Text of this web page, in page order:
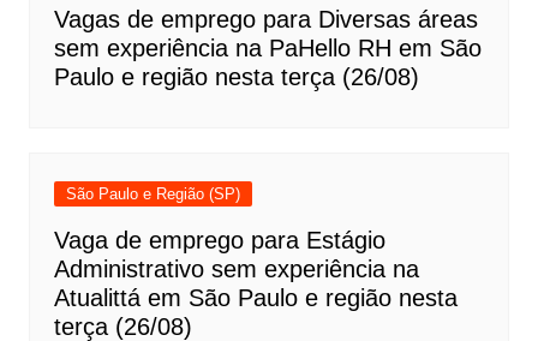
Vagas de emprego para Diversas áreas
sem experiência na PaHello RH em São
Paulo e região nesta terça (26/08)
São Paulo e Região (SP)
Vaga de emprego para Estágio
Administrativo sem experiência na
Atualittá em São Paulo e região nesta
terça (26/08)